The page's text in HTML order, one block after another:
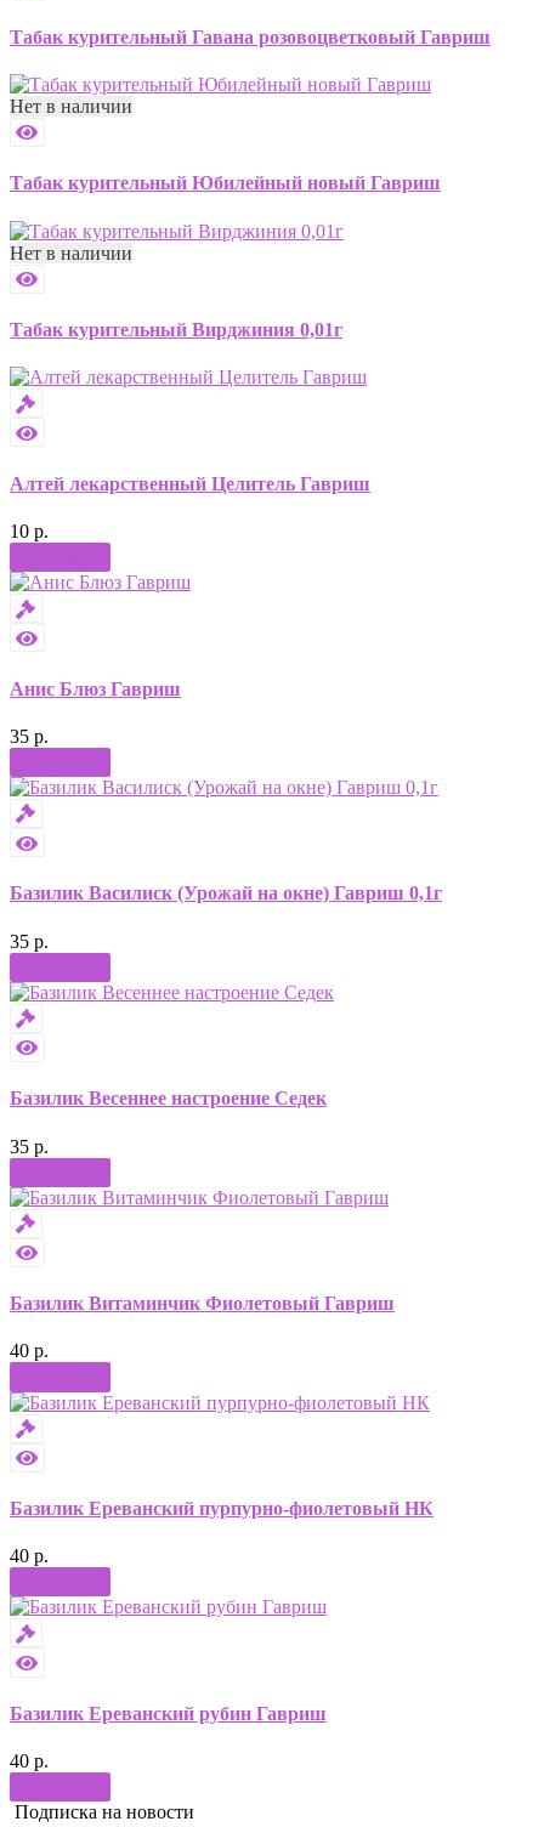
Табак курительный Гавана розовоцветковый Гавриш
Нет в наличии
Табак курительный Юбилейный новый Гавриш
Нет в наличии
Табак курительный Вирджиния 0,01г
Алтей лекарственный Целитель Гавриш
10 р.
Анис Блюз Гавриш
35 р.
Базилик Василиск (Урожай на окне) Гавриш 0,1г
35 р.
Базилик Весеннее настроение Седек
35 р.
Базилик Витаминчик Фиолетовый Гавриш
40 р.
Базилик Ереванский пурпурно-фиолетовый НК
40 р.
Базилик Ереванский рубин Гавриш
40 р.
Подписка на новости